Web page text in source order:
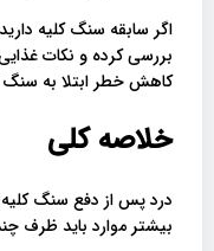
اگر سابقه سنگ کلیه
بررسی کرده و نکات
کاهش خطر ابتلا به سنگ
خلاصه کلی
درد پس از دفع سنگ
بیشتر موارد باید ظرف